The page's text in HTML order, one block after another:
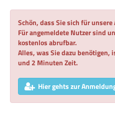
Schön, dass Sie sich für
Für angemeldete Nutzer sind
kostenlos abrufbar.
Alles, was Sie dazu
und 2 Minuten Zeit.
Hier gehts zur